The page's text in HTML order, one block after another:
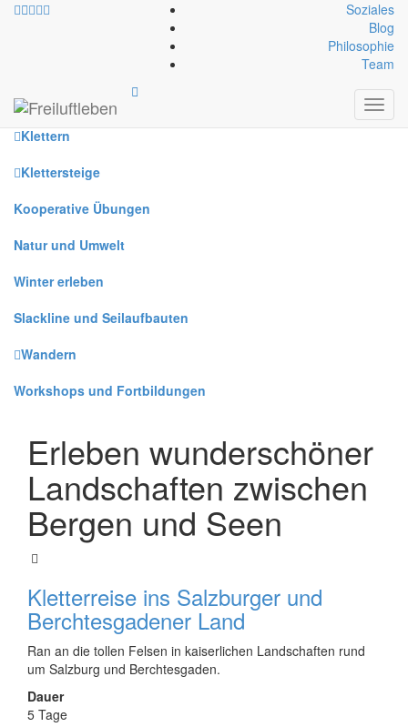
Soziales
Blog
Philosophie
Team
Canyoning
Klettern
Klettersteige
Kooperative Übungen
Natur und Umwelt
Winter erleben
Slackline und Seilaufbauten
Wandern
Workshops und Fortbildungen
Erleben wunderschöner
Landschaften zwischen
Bergen und Seen
Kletterreise ins Salzburger und
Berchtesgadener Land
Ran an die tollen Felsen in kaiserlichen Landschaften rund
um Salzburg und Berchtesgaden.
Dauer
5 Tage